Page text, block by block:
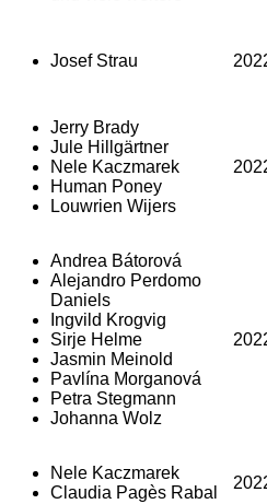
Josef Strau
Jerry Brady
Jule Hillgärtner
Nele Kaczmarek
Human Poney
Louwrien Wijers
Andrea Bátorová
Alejandro Perdomo
Daniels
Ingvild Krogvig
Sirje Helme
Jasmin Meinold
Pavlína Morganová
Petra Stegmann
Johanna Wolz
Nele Kaczmarek
Claudia Pagès Rabal